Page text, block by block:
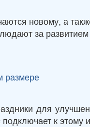
новому, а
за
размере
для
к этому